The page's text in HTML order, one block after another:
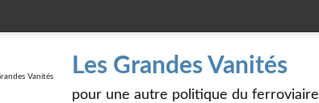
Les Grandes Vanités
pour une autre politique du ferroviaire